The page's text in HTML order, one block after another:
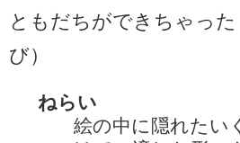
ともだちができちゃっ
び）
ねらい
絵の中に隠れたい